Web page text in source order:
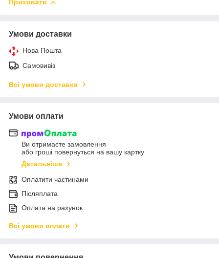
Приховати
Умови доставки
Нова Пошта
Самовивіз
Всі умови доставки
Умови оплати
Ви отримаєте замовлення
або гроші повернуться на вашу картку
Детальніше
Оплатити частинами
Післяплата
Оплата на рахунок
Всі умови оплати